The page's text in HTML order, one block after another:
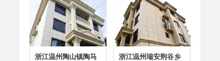
浙江温州陶山镇陶马
浙江温州瑞安荆谷乡